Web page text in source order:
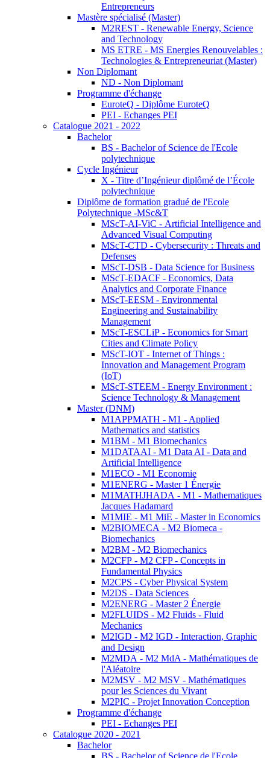
Entrepreneurs
Mastère spécialisé (Master)
M2REST - Renewable Energy, Science
and Technology
MS ETRE - MS Energies Renouvelables :
Technologies & Entrepreneuriat (Master)
Non Diplomant
ND - Non Diplomant
Programme d'échange
EuroteQ - Diplôme EuroteQ
PEI - Echanges PEI
Catalogue 2021 - 2022
Bachelor
BS - Bachelor of Science de l'Ecole
polytechnique
Cycle Ingénieur
X - Titre d’Ingénieur diplômé de l’École
polytechnique
Diplôme de formation gradué de l'Ecole
Polytechnique -MSc&T
MScT-AI-ViC - Artificial Intelligence and
Advanced Visual Computing
MScT-CTD - Cybersecurity : Threats and
Defenses
MScT-DSB - Data Science for Business
MScT-EDACF - Economics, Data
Analytics and Corporate Finance
MScT-EESM - Environmental
Engineering and Sustainability
Management
MScT-ESCLiP - Economics for Smart
Cities and Climate Policy
MScT-IOT - Internet of Things :
Innovation and Management Program
(IoT)
MScT-STEEM - Energy Environment :
Science Technology & Management
Master (DNM)
M1APPMATH - M1 - Applied
Mathematics and statistics
M1BM - M1 Biomechanics
M1DATAAI - M1 Data AI - Data and
Artificial Intelligence
M1ECO - M1 Economie
M1ENERG - Master 1 Énergie
M1MATHJHADA - M1 - Mathematiques
Jacques Hadamard
M1MIE - M1 MiE - Master in Economics
M2BIOMECA - M2 Biomeca -
Biomechanics
M2BM - M2 Biomechanics
M2CFP - M2 CFP - Concepts in
Fundamental Physics
M2CPS - Cyber Physical System
M2DS - Data Sciences
M2ENERG - Master 2 Énergie
M2FLUIDS - M2 Fluids - Fluid
Mechanics
M2IGD - M2 IGD - Interaction, Graphic
and Design
M2MDA - M2 MdA - Mathématiques de
l'Aléatoire
M2MSV - M2 MSV - Mathématiques
pour les Sciences du Vivant
M2PIC - Projet Innovation Conception
Programme d'échange
PEI - Echanges PEI
Catalogue 2020 - 2021
Bachelor
BS - Bachelor of Science de l'Ecole